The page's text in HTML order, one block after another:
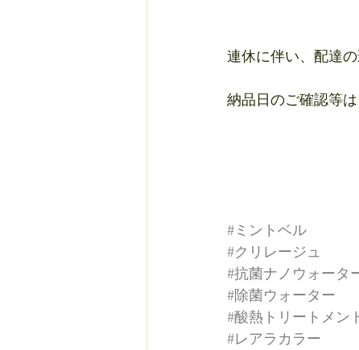
連休に伴い、配達
納品日のご確認等
#ミントベル
#クリレージュ
#抗菌ナノウォータ
#除菌ウォーター
#酸熱トリートメン
#レアラカラー